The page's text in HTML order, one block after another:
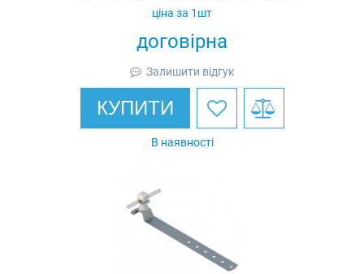
договірна
ціна за 1шт
Залишити відгук
КУПИТИ
В наявності